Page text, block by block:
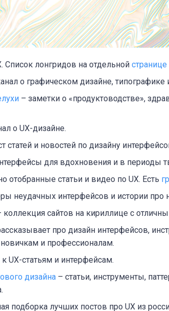
Cписок лонгридов на отдельной странице
о графическом дизайне, типографике
– заметки о «продуктоводстве»,
о UX-дизайне.
статей и новостей по дизайну
для вдохновения и в периоды
отобранные статьи и видео по UX. Есть
неудачных интерфейсов и истории про
коллекция сайтов на кириллице с
про дизайн интерфейсов,
и профессионалам.
UX-статьям и интерфейсам.
дизайна – статьи, инструменты,
подборка лучших постов про UX из